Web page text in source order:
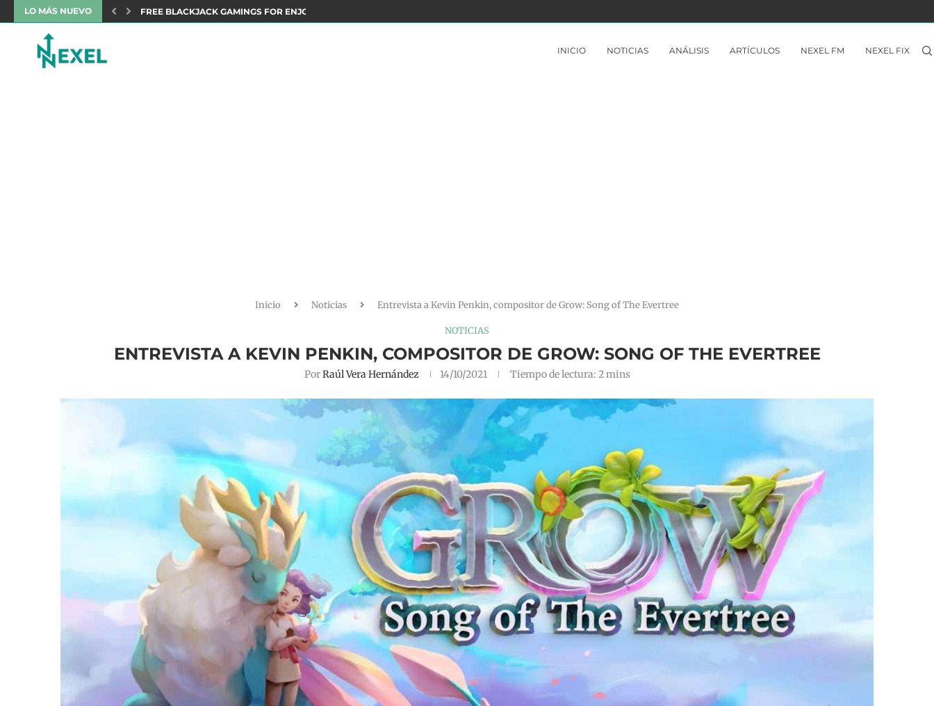
LO MÁS NUEVO PERSONA 3 PORTABLE Y PERSONA 4 GOLDEN YA...
INICIO NOTICIAS ANÁLISIS ARTÍCULOS NEXEL FM NEXEL FIX
Inicio Noticias Entrevista a Kevin Penkin, compositor de Grow: Song of The Evertree
NOTICIAS
ENTREVISTA A KEVIN PENKIN, COMPOSITOR DE GROW: SONG OF THE EVERTREE
PorRaúl Vera Hernández 14/10/2021